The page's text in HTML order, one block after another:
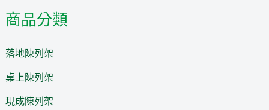
商品分類
落地陳列架
桌上陳列架
現成陳列架